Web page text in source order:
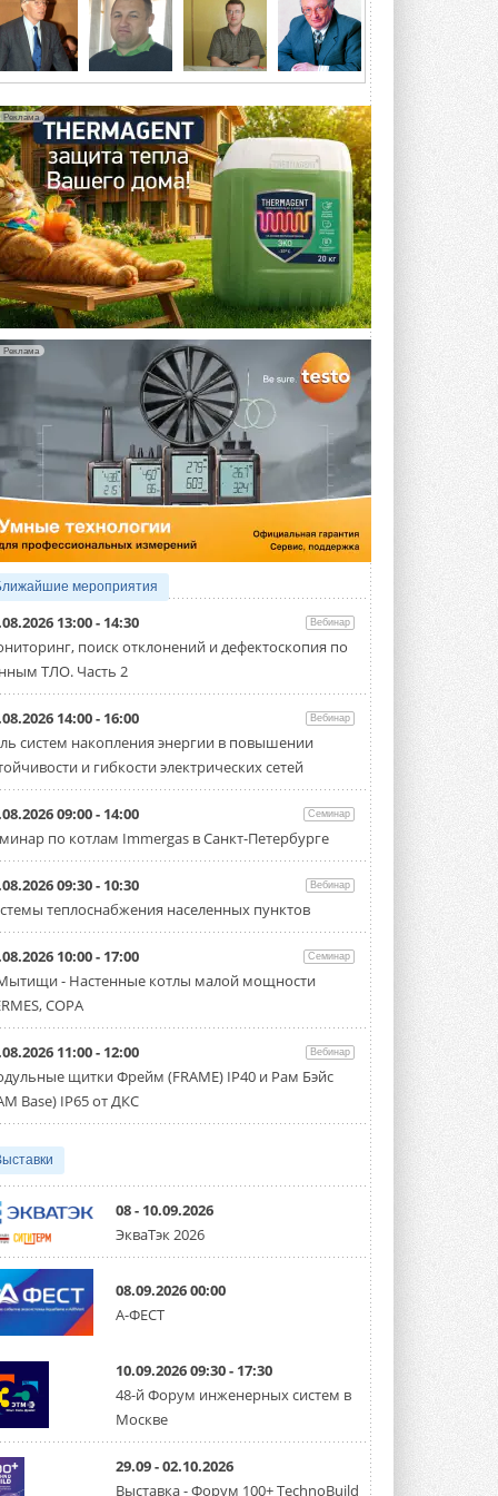
4 АВГУСТА 2026
Тепловые насосы в связке с
солнечной генерацией и
потребление на 60%
Исследователи из Италии установили ...
4 АВГУСТА 2026
«РУСКЛИМАТ Fest 2026» в Уфе
собрал свыше 700 профи
климатической отрасли
Организатором выступил торгово-
производственный холдинг ...
3 АВГУСТА 2026
«Датарк» испытал модульный
ЦОД с плотностью 54 кВт на
стойку
Испытания прошли на собственной
производственной площадке и были ...
3 АВГУСТА 2026
Samsung выпускает VRF-
систему DVM на R32
Линейка включает семь типоразмеров
производительностью от 22,4 до 56 кВт.
Суммарная длина трубопроводов ...
3 АВГУСТА 2026
«СиСофт Девелопмент» подвел
итоги конкурса студенческих
проектов «ТИМ-лидеры 2026»
Новый сезон конкурса «ТИМ-лидеры»
стартует уже в сентябре 2026 года ...
3 АВГУСТА 2026
«Русклимат» укрепляет
партнёрство за Уралом
Президент Омского землячества в
Москве Михаил Тимошенко посетил
Омск с трёхдневным рабочим визитом ...
Carrier модернизирует
флагманский чиллер AquaEdge
19XR
Чиллер получил новую версию,
работающую на хладагенте R1234ze ...
31 ИЮЛЯ 2026
Mitsubishi расширяет
Mitsubishi Electric создаёт в США новую
компанию MEHITS US Inc. ...
31 ИЮЛЯ 2026
США запретили использование
иностранных инверторов
свой специальный перечень Covered ...
Уже через месяц в России
можно будет устанавливать
С 1 сентября снимается запрет на
микрогенерацию в многоквартирных ...
Канальные вентиляторы с ЕС-
двигателями Sysimple TRS EC
Новинка от Системэйр —
прямоугольный канальный ...
30 ИЮЛЯ 2026
Реклама
Реклама
мероприятия
13:00 - 14:30 Вебинар
поиск отклонений и дефектоскопия по
ТЛО. Часть 2
14:00 - 16:00 Вебинар
систем накопления энергии в повышении
и гибкости электрических сетей
09:00 - 14:00 Семинар
по котлам Immergas в Санкт-Петербурге
09:30 - 10:30 Вебинар
теплоснабжения населенных пунктов
10:00 - 17:00 Семинар
- Настенные котлы малой мощности
COPA
11:00 - 12:00 Вебинар
щитки Фрейм (FRAME) IP40 и Рам Бэйс
Base) IP65 от ДКС
08 - 10.09.2026
ЭкваТэк 2026
08.09.2026 00:00
А-ФЕСТ
10.09.2026 09:30 - 17:30
48-й Форум инженерных систем в
Москве
29.09 - 02.10.2026
Выставка - Форум 100+ TechnoBuild